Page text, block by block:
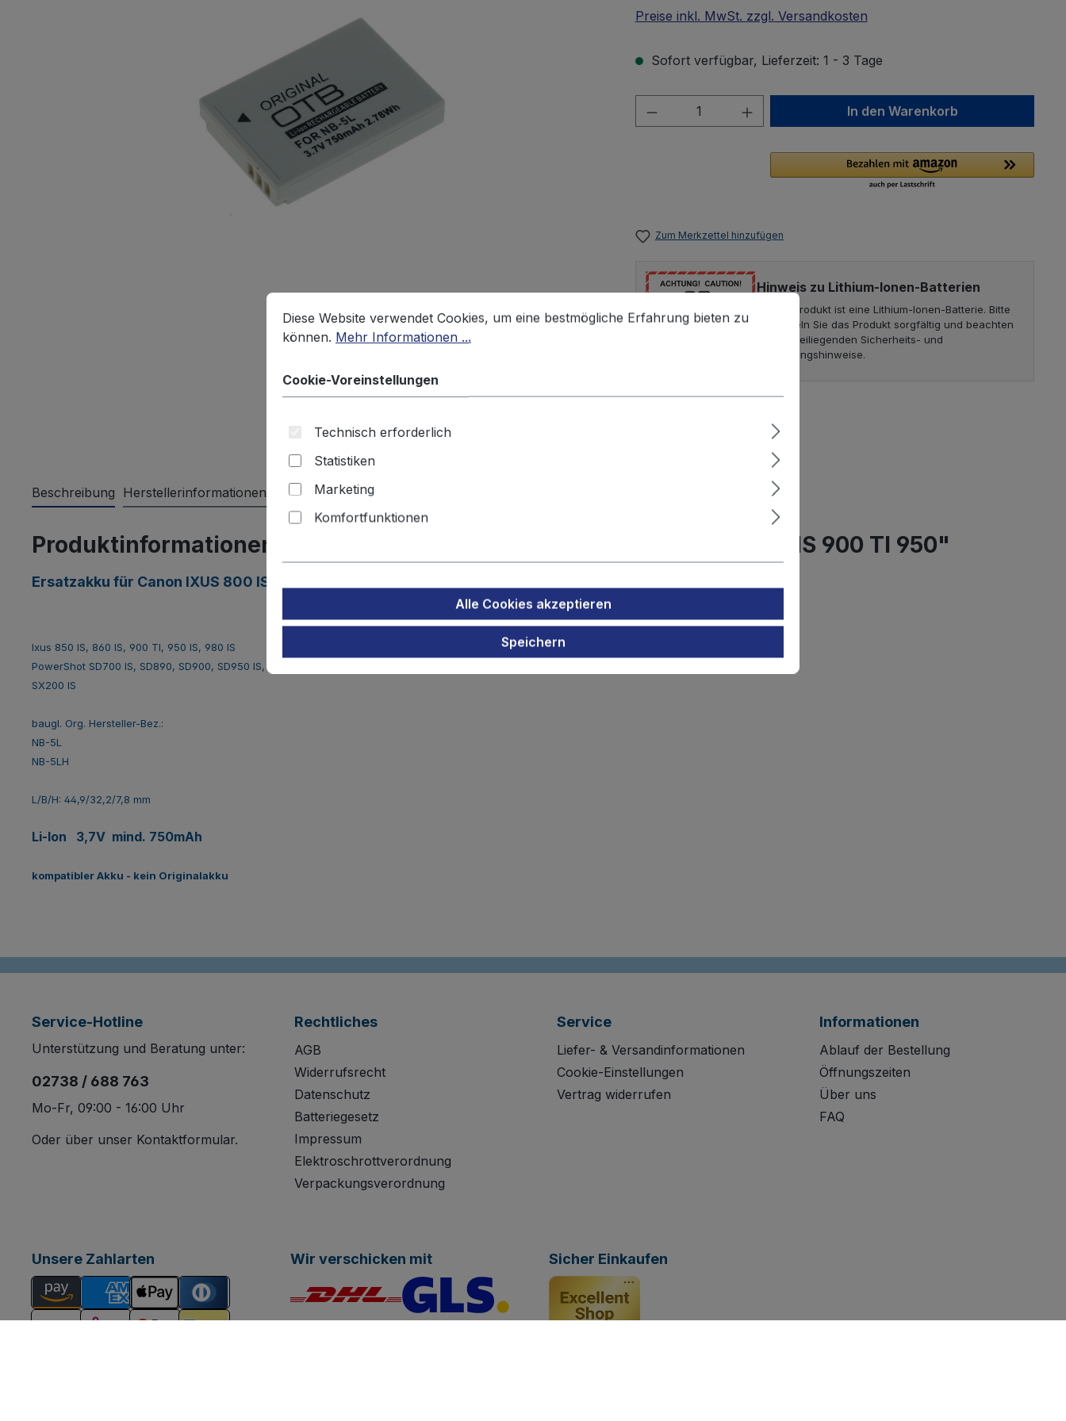
Preise inkl. MwSt. zzgl. Versandkosten
Sofort verfügbar, Lieferzeit: 1 - 3 Tage
Produkt Anzahl: Gib den gewünschten Wert
In den Warenkorb
Zum Merkzettel hinzufügen
Hinweis zu Lithium-Ionen-Batterien
Dieses Produkt ist eine Lithium-Ionen-Batterie. Bitte
behandeln Sie das Produkt sorgfältig und beachten
Sie die beiliegenden Sicherheits- und
Entsorgungshinweise.
Beschreibung Herstellerinformationen Bewertungen Produktsicherheit
Produktinformationen "Ersatz Akku für Canon NB-5L IXUS 800IS 850 IS 900 TI 950"
Ersatzakku für Canon IXUS 800 IS
Ixus 850 IS, 860 IS, 900 TI, 950 IS, 980 IS
PowerShot SD700 IS, SD890, SD900, SD950 IS, SD990 IS
SX200 IS
baugl. Org. Hersteller-Bez.:
NB-5L
NB-5LH
L/B/H: 44,9/32,2/7,8 mm
Li-Ion 3,7V mind. 750mAh
kompatibler Akku - kein Originalakku
Service-Hotline
Unterstützung und Beratung unter:
02738 / 688 763
Mo-Fr, 09:00 - 16:00 Uhr
Oder über unser Kontaktformular.
Rechtliches
AGB
Widerrufsrecht
Datenschutz
Batteriegesetz
Impressum
Elektroschrottverordnung
Verpackungsverordnung
Service
Liefer- & Versandinformationen
Cookie-Einstellungen
Vertrag widerrufen
Informationen
Ablauf der Bestellung
Öffnungszeiten
Über uns
FAQ
Unsere Zahlarten Wir verschicken mit Sicher Einkaufen
Cookie-Voreinstellungen
Diese Website verwendet Cookies, um eine bestmögliche Erfahrung bieten zu können.
Mehr Informationen ...
Diese Website verwendet Cookies, um eine bestmögliche Erfahrung bieten zu
können. Mehr Informationen ...
Cookie-Voreinstellungen
Technisch erforderlich
Statistiken
Marketing
Komfortfunktionen
Alle Cookies akzeptieren
Speichern